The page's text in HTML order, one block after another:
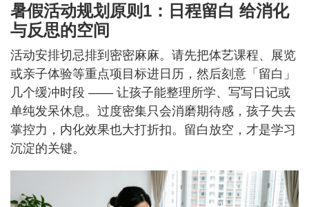
暑假活动规划原则1：日程留白 给消化
与反思的空间
活动安排切忌排到密密麻麻。请先把体艺课程、展览
或亲子体验等重点项目标进日历，然后刻意「留白」
几个缓冲时段 —— 让孩子能整理所学、写写日记或
单纯发呆休息。过度密集只会消磨期待感，孩子失去
掌控力，内化效果也大打折扣。留白放空，才是学习
沉淀的关键。